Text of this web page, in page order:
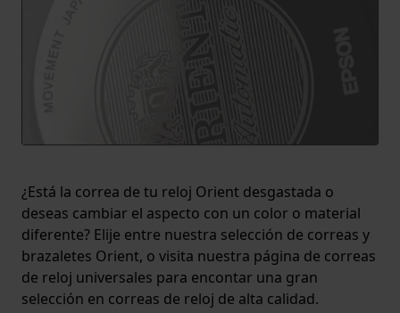
¿Está la correa de tu reloj Orient desgastada o
deseas cambiar el aspecto con un color o material
diferente? Elije entre nuestra selección de correas y
brazaletes Orient, o visita nuestra página de correas
de reloj universales para encontar una gran
selección en correas de reloj de alta calidad.